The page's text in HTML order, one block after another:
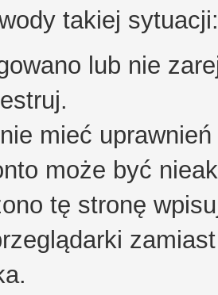
takiej sytuacji:
lub nie
mieć
może być
tę stronę